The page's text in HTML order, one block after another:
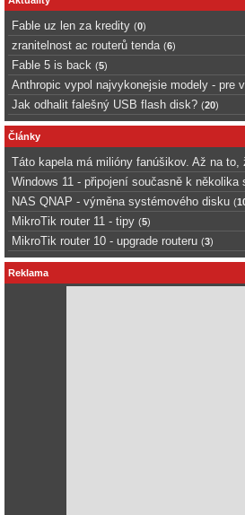
Fable uz len za kredity (0)
zranitelnost ac routerů tenda (6)
Fable 5 is back (5)
Anthropic vypol najvykonejsie modely - pre
Jak odhalit falešný USB flash disk? (20)
Články
Táto kapela má milióny fanúšikov. Až na to,
Windows 11 - připojení současně k několika
NAS QNAP - výměna systémového disku (
MikroTik router 11 - tipy (5)
MikroTik router 10 - upgrade routeru (3)
Reklama